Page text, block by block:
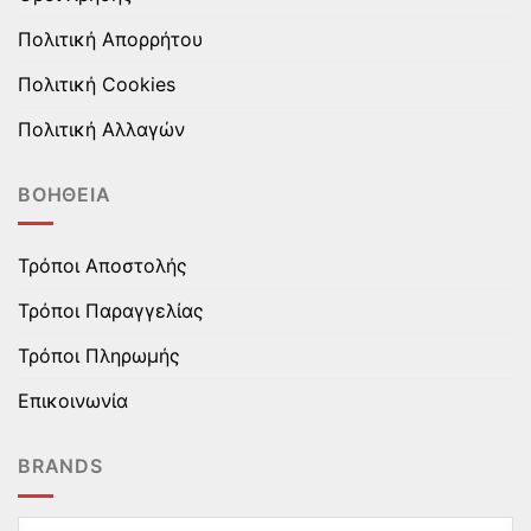
Πολιτική Απορρήτου
Πολιτική Cookies
Πολιτική Αλλαγών
ΒΟΉΘΕΙΑ
Τρόποι Αποστολής
Τρόποι Παραγγελίας
Τρόποι Πληρωμής
Επικοινωνία
BRANDS